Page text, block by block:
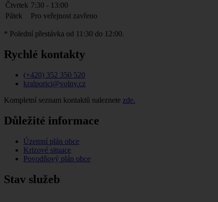
Čtvrtek 7:30 - 13:00
Pátek
Pro veřejnost zavřeno
* Polední přestávka od 11:30 do 12:00.
Rychlé kontakty
(+420) 352 350 520
kralporici@volny.cz
Kompletní seznam kontaktů naleznete zde.
Důležité informace
Územní plán obce
Krizové situace
Povodňový plán obce
Stav služeb